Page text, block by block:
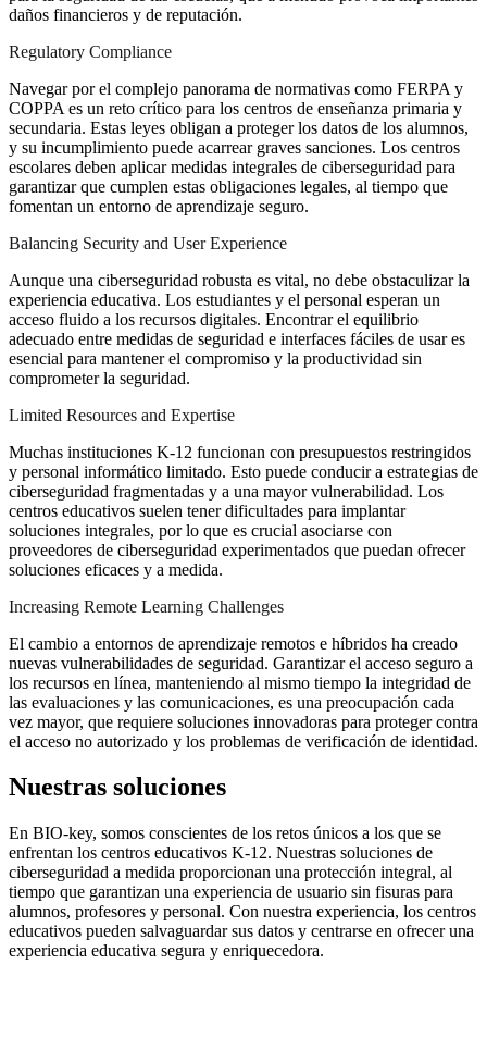
daños financieros y de reputación.
Regulatory Compliance
Navegar por el complejo panorama de normativas como FERPA y
COPPA es un reto crítico para los centros de enseñanza primaria y
secundaria. Estas leyes obligan a proteger los datos de los alumnos,
y su incumplimiento puede acarrear graves sanciones. Los centros
escolares deben aplicar medidas integrales de ciberseguridad para
garantizar que cumplen estas obligaciones legales, al tiempo que
fomentan un entorno de aprendizaje seguro.
Balancing Security and User Experience
Aunque una ciberseguridad robusta es vital, no debe obstaculizar la
experiencia educativa. Los estudiantes y el personal esperan un
acceso fluido a los recursos digitales. Encontrar el equilibrio
adecuado entre medidas de seguridad e interfaces fáciles de usar es
esencial para mantener el compromiso y la productividad sin
comprometer la seguridad.
Limited Resources and Expertise
Muchas instituciones K-12 funcionan con presupuestos restringidos
y personal informático limitado. Esto puede conducir a estrategias de
ciberseguridad fragmentadas y a una mayor vulnerabilidad. Los
centros educativos suelen tener dificultades para implantar
soluciones integrales, por lo que es crucial asociarse con
proveedores de ciberseguridad experimentados que puedan ofrecer
soluciones eficaces y a medida.
Increasing Remote Learning Challenges
El cambio a entornos de aprendizaje remotos e híbridos ha creado
nuevas vulnerabilidades de seguridad. Garantizar el acceso seguro a
los recursos en línea, manteniendo al mismo tiempo la integridad de
las evaluaciones y las comunicaciones, es una preocupación cada
vez mayor, que requiere soluciones innovadoras para proteger contra
el acceso no autorizado y los problemas de verificación de identidad.
Nuestras soluciones
En BIO-key, somos conscientes de los retos únicos a los que se
enfrentan los centros educativos K-12. Nuestras soluciones de
ciberseguridad a medida proporcionan una protección integral, al
tiempo que garantizan una experiencia de usuario sin fisuras para
alumnos, profesores y personal. Con nuestra experiencia, los centros
educativos pueden salvaguardar sus datos y centrarse en ofrecer una
experiencia educativa segura y enriquecedora.